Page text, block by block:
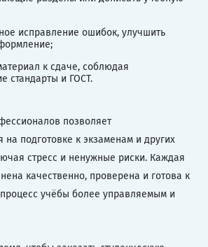
исправление ошибок, улучшить
к сдаче, соблюдая
стандарты и ГОСТ.
позволяет
на подготовке к экзаменам и других
стресс и ненужные риски. Каждая
качественно, проверена и готова к
учёбы более управляемым и